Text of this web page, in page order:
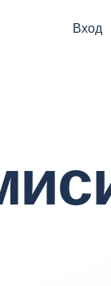
Вход